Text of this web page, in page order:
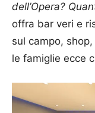
dell’Opera?
offra bar veri e
sul campo,
le famiglie ecce